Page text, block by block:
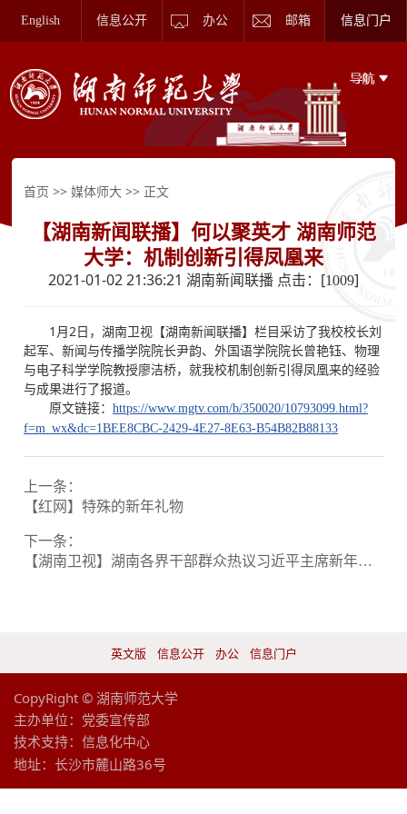
English 信息公开 办公 邮箱 信息门户
首页 >>媒体师大 >> 正文
【湖南新闻联播】何以聚英才 湖南师范
大学：机制创新引得凤凰来
2021-01-02 21:36:21 湖南新闻联播 点击：[1009]
1月2日，湖南卫视【湖南新闻联播】栏目采访了我校校长刘
起军、新闻与传播学院院长尹韵、外国语学院院长曾艳钰、物理
与电子科学学院教授廖洁桥，就我校机制创新引得凤凰来的经验
与成果进行了报道。
原文链接：https://www.mgtv.com/b/350020/10793099.html?
f=m_wx&dc=1BEE8CBC-2429-4E27-8E63-B54B82B88133
上一条：
【红网】特殊的新年礼物
下一条：
【湖南卫视】湖南各界干部群众热议习近平主席新年贺词
英文版 信息公开 办公 信息门户
CopyRight © 湖南师范大学
主办单位：党委宣传部
技术支持：
信息化中心
地址：长沙市麓山路36号